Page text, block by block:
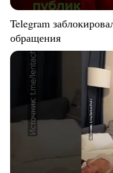
Telegram
обращения